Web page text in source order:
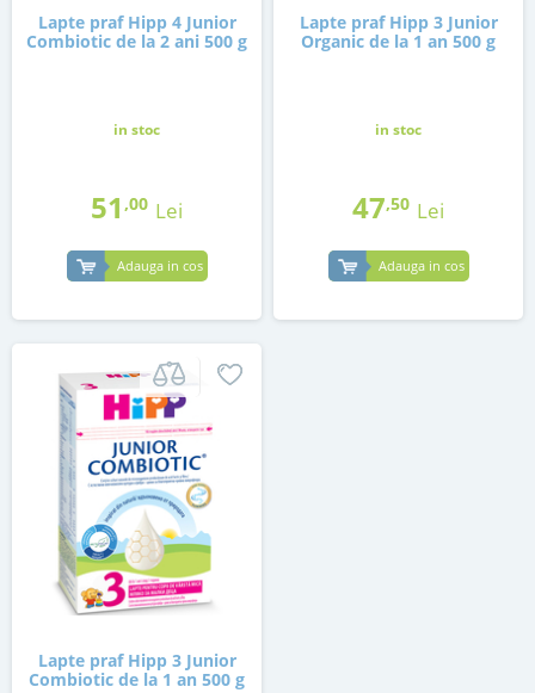
Lapte praf Hipp 4 Junior
Combiotic de la 2 ani 500 g
in stoc
51 ,00 Lei
Adauga in cos
Lapte praf Hipp 3 Junior
Organic de la 1 an 500 g
in stoc
47,50 Lei
Adauga in cos
Lapte praf Hipp 3 Junior
Combiotic de la 1 an 500 g